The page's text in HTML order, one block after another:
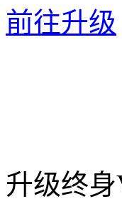
前往升级
升级终